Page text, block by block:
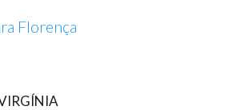
Florença